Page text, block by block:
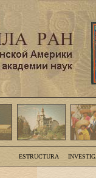
ESTRUCTURA